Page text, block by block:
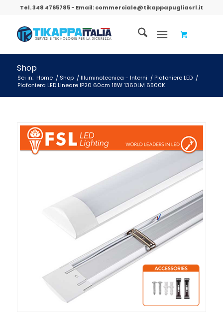
Tel.348 4765785- Email:commerciale@tikappapugliasrl.it
Shop
Sei in: Home / Shop / Illuminotecnica - Interni / Plafoniere LED /
Plafoniera LED Lineare IP20 60cm 18W 1360LM 6500K